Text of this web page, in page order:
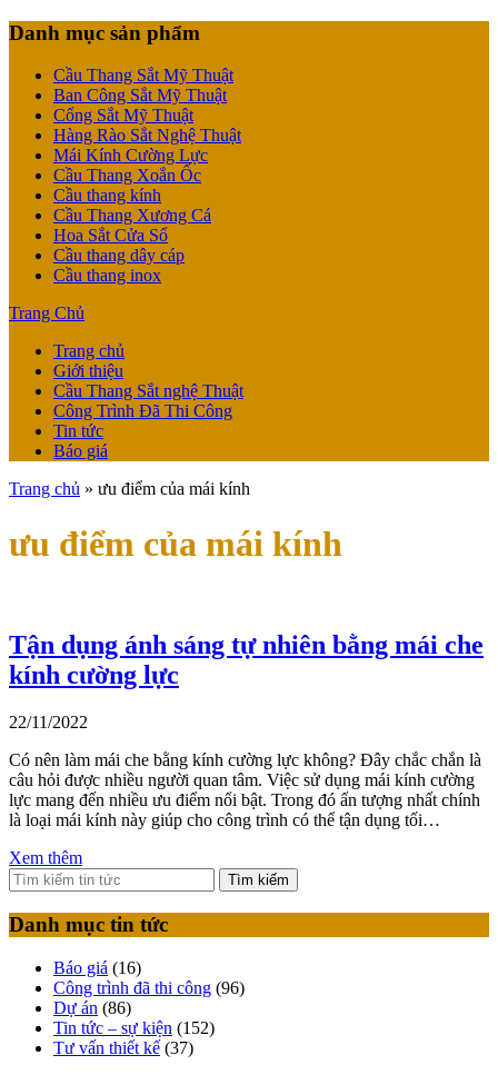
Danh mục sản phẩm
Cầu Thang Sắt Mỹ Thuật
Ban Công Sắt Mỹ Thuật
Cổng Sắt Mỹ Thuật
Hàng Rào Sắt Nghệ Thuật
Mái Kính Cường Lực
Cầu Thang Xoắn Ốc
Cầu thang kính
Cầu Thang Xương Cá
Hoa Sắt Cửa Sổ
Cầu thang dây cáp
Cầu thang inox
Trang Chủ
Trang chủ
Giới thiệu
Cầu Thang Sắt nghệ Thuật
Công Trình Đã Thi Công
Tin tức
Báo giá
Trang chủ » ưu điểm của mái kính
ưu điểm của mái kính
Tận dụng ánh sáng tự nhiên bằng mái che
kính cường lực
22/11/2022
Có nên làm mái che bằng kính cường lực không? Đây chắc chắn là
câu hỏi được nhiều người quan tâm. Việc sử dụng mái kính cường
lực mang đến nhiều ưu điểm nổi bật. Trong đó ấn tượng nhất chính
là loại mái kính này giúp cho công trình có thể tận dụng tối…
Xem thêm
Tìm kiếm
Danh mục tin tức
Báo giá (16)
Công trình đã thi công (96)
Dự án (86)
Tin tức – sự kiện (152)
Tư vấn thiết kế (37)